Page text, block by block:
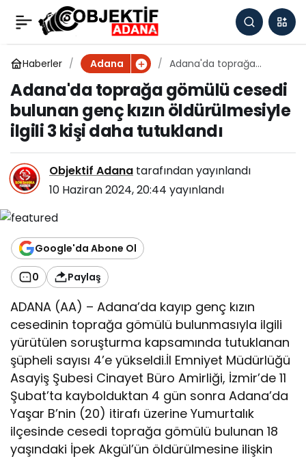
Haberler Adana
Adana'da toprağa
genç kızın öldürülmesiyle
ilgili 3 kişi daha tutuklandı
Adana'da toprağa gömülü cesedi
bulunan genç kızın öldürülmesiyle
ilgili 3 kişi daha tutuklandı
Objektif Adana tarafından yayınlandı
10 Haziran 2024, 20:44 yayınlandı
Google'da Abone Ol
0 Paylaş
ADANA (AA) – Adana’da kayıp genç kızın
cesedinin toprağa gömülü bulunmasıyla ilgili
yürütülen soruşturma kapsamında tutuklanan
şüpheli sayısı 4’e yükseldi.İl Emniyet Müdürlüğü
Asayiş Şubesi Cinayet Büro Amirliği, İzmir’de 11
Şubat’ta kaybolduktan 4 gün sonra Adana’da
Yaşar B’nin (20) itirafı üzerine Yumurtalık
ilçesinde cesedi toprağa gömülü bulunan 18
yaşındaki İpek Akgül’ün öldürülmesine ilişkin
Adana'da toprağa
gömülü cesedi bulunan
genç kızın
öldürülmesiyle ilgili 3
kişi daha tutuklandı